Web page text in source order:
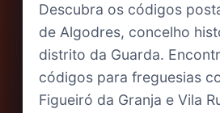
Descubra os códigos
de Algodres, concelho
distrito da Guarda.
códigos para freguesias
Figueiró da Granja e Vila